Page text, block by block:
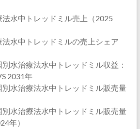
法水中トレッドミル売上（2025
法水中トレッドミルの売上シェア
別水治療法水中トレッドミル収益：
2031年
別水治療法水中トレッドミル販売量
別水治療法水中トレッドミル販売量
年）